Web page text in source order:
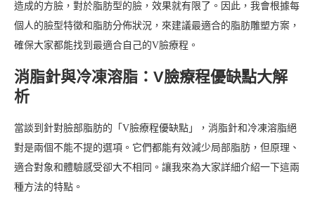
造成的方臉，對於脂肪型的臉，效果就有限了。因此，我會根據每
個人的臉型特徵和脂肪分佈狀況，來建議最適合的脂肪雕塑方案，
確保大家都能找到最適合自己的V臉療程。
消脂針與冷凍溶脂：V臉療程優缺點大解
析
當談到針對臉部脂肪的「V臉療程優缺點」，消脂針和冷凍溶脂絕
對是兩個不能不提的選項。它們都能有效減少局部脂肪，但原理、
適合對象和體驗感受卻大不相同。讓我來為大家詳細介紹一下這兩
種方法的特點。